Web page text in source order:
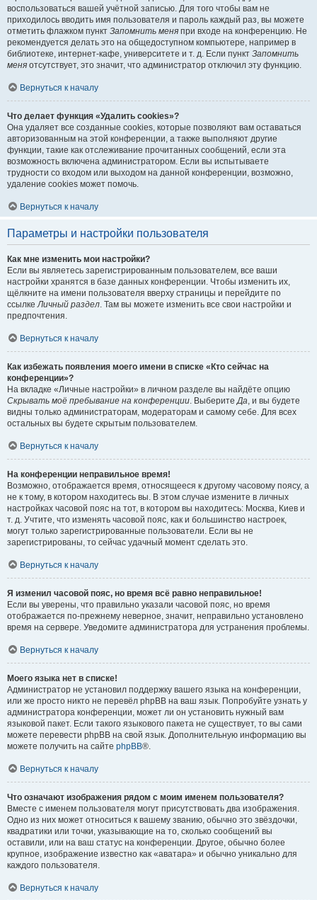
воспользоваться вашей учётной записью. Для того чтобы вам не
приходилось вводить имя пользователя и пароль каждый раз, вы можете
отметить флажком пункт Запомнить меня при входе на конференцию. Не
рекомендуется делать это на общедоступном компьютере, например в
библиотеке, интернет-кафе, университете и т. д. Если пункт Запомнить
меня отсутствует, это значит, что администратор отключил эту функцию.
Вернуться к началу
Что делает функция «Удалить cookies»?
Она удаляет все созданные cookies, которые позволяют вам оставаться
авторизованным на этой конференции, а также выполняют другие
функции, такие как отслеживание прочитанных сообщений, если эта
возможность включена администратором. Если вы испытываете
трудности со входом или выходом на данной конференции, возможно,
удаление cookies может помочь.
Вернуться к началу
Параметры и настройки пользователя
Как мне изменить мои настройки?
Если вы являетесь зарегистрированным пользователем, все ваши
настройки хранятся в базе данных конференции. Чтобы изменить их,
щёлкните на имени пользователя вверху страницы и перейдите по
ссылкеЛичный раздел. Там вы можете изменить все свои настройки и
предпочтения.
Вернуться к началу
Как избежать появления моего имени в списке «Кто сейчас на
конференции»?
На вкладке «Личные настройки» в личном разделе вы найдёте опцию
Скрывать моё пребывание на конференции. ВыберитеДа, и вы будете
видны только администраторам, модераторам и самому себе. Для всех
остальных вы будете скрытым пользователем.
Вернуться к началу
На конференции неправильное время!
Возможно, отображается время, относящееся к другому часовому поясу, а
не к тому, в котором находитесь вы. В этом случае измените в личных
настройках часовой пояс на тот, в котором вы находитесь: Москва, Киев и
т. д. Учтите, что изменять часовой пояс, как и большинство настроек,
могут только зарегистрированные пользователи. Если вы не
зарегистрированы, то сейчас удачный момент сделать это.
Вернуться к началу
Я изменил часовой пояс, но время всё равно неправильное!
Если вы уверены, что правильно указали часовой пояс, но время
отображается по-прежнему неверное, значит, неправильно установлено
время на сервере. Уведомите администратора для устранения проблемы.
Вернуться к началу
Моего языка нет в списке!
Администратор не установил поддержку вашего языка на конференции,
или же просто никто не перевёл phpBB на ваш язык. Попробуйте узнать у
администратора конференции, может ли он установить нужный вам
языковой пакет. Если такого языкового пакета не существует, то вы сами
можете перевести phpBB на свой язык. Дополнительную информацию вы
можете получить на сайте phpBB®.
Вернуться к началу
Что означают изображения рядом с моим именем пользователя?
Вместе с именем пользователя могут присутствовать два изображения.
Одно из них может относиться к вашему званию, обычно это звёздочки,
квадратики или точки, указывающие на то, сколько сообщений вы
оставили, или на ваш статус на конференции. Другое, обычно более
крупное, изображение известно как «аватара» и обычно уникально для
каждого пользователя.
Вернуться к началу